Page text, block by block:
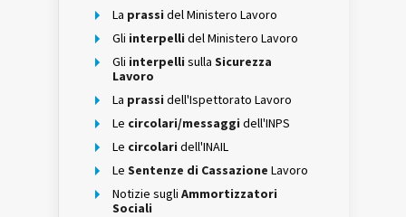
La prassi del Ministero Lavoro
Gli interpelli del Ministero Lavoro
Gli interpelli sulla Sicurezza
Lavoro
La prassi dell'Ispettorato Lavoro
Le circolari/messaggi dell'INPS
Le circolari dell'INAIL
Le Sentenze di Cassazione Lavoro
Notizie sugli Ammortizzatori
Sociali